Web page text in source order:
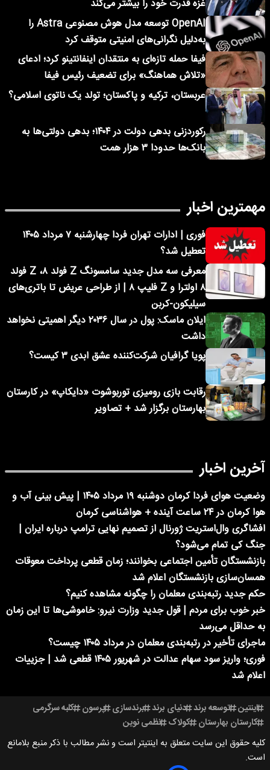
غزه قدرت خود را بیشتر می‌کند
OpenAI توسعه مدل هوش مصنوعی Astra را
به‌دلیل نگرانی‌های امنیتی متوقف کرد
فیفا حمله تازه‌ای به منتقدان اینفانتینو کرد؛ ادعای
«تلاش هماهنگ» برای تضعیف رئیس فیفا
عربستان، ترکیه و پاکستان؛ تولد یک ناتوی اسلامی؟
رکوردزنی بدهی دولت در ۱۴۰۴؛ بدهی دولتی‌ها به
بانک‌ها حدودا ۳ هزار همت
مهمترین اخبار
فوری | ادارات تهران فردا چهارشنبه ۷ مرداد ۱۴۰۵
تعطیل شد؟
معرفی سه مدل جدید سامسونگ Z فولد ۸، Z فولد
۸ اولترا و Z فلیپ ۸ | از طراحی عریض تا باتری‌های
سیلیکون-کربن
ایلان ماسک: پول در سال ۲۰۳۶ دیگر اهمیتی نخواهد
داشت
پویا گرافیان شرکت‌کننده عشق ابدی ۳ کیست؟
رقابت بازی رومیزی توربوشوت «دایکاپ» در کارستان
بهارستان برگزار شد + تصاویر
آخرین اخبار
وضعیت هوای فردا کرمان دوشنبه ۱۹ مرداد ۱۴۰۵ | پیش بینی آب و
هوا کرمان در ۲۴ ساعت آینده + هواشناسی کرمان
افشاگری وال‌استریت ژورنال از تصمیم نهایی ترامپ درباره ایران |
جنگ کی تمام می‌شود؟
بازنشستگان تأمین اجتماعی بخوانند؛ زمان قطعی پرداخت معوقات
همسان‌سازی بازنشستگان اعلام شد
حکم جدید رتبه‌بندی معلمان را چگونه مشاهده کنیم؟
خبر خوب برای مردم | قول جدید وزارت نیرو: خاموشی‌ها تا این زمان
به حداقل می‌رسد
ماجرای تأخیر در رتبه‌بندی معلمان در مرداد ۱۴۰۵ چیست؟
فوری؛ واریز سود سهام عدالت در شهریور ۱۴۰۵ قطعی شد | جزییات
اعلام شد
اینتین توسعه برند دنیای برند برندسازی پرسون کلبه سرگرمی
کارستان بهارستان کولاک نظمی نوین
کلیه حقوق این سایت متعلق به اینتیتر است و نشر مطالب با ذکر منبع بلامانع
است.